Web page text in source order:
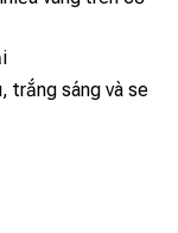
trắng sáng và se